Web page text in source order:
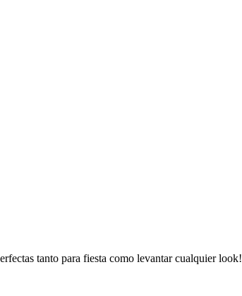
tanto para fiesta como levantar cualquier look!